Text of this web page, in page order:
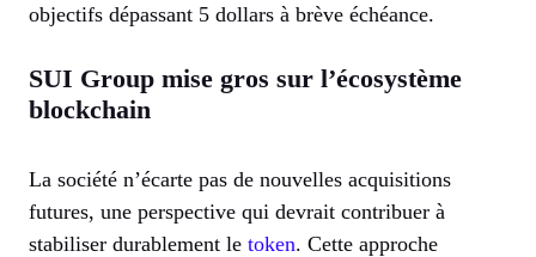
objectifs dépassant 5 dollars à brève échéance.
SUI Group mise gros sur l’écosystème
blockchain
La société n’écarte pas de nouvelles acquisitions
futures, une perspective qui devrait contribuer à
stabiliser durablement le token. Cette approche